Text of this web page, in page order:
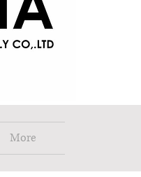
More